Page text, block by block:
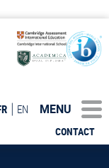
CONTACT
EN MENU